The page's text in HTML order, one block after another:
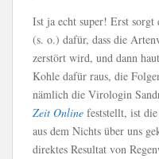
Ist ja echt super! Erst
(s. o.) dafür, dass die
zerstört wird, und dann
Kohle dafür raus, die
nämlich die Virologin
Zeit Online feststellt, ist
aus dem Nichts über uns
direktes Resultat von